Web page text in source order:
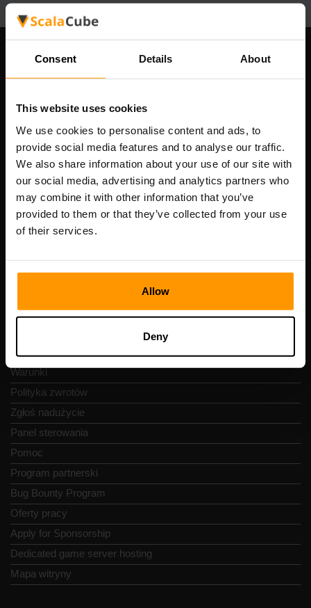
Consent Details About
This website uses cookies
We use cookies to personalise content and ads, to
provide social media features and to analyse our traffic.
We also share information about your use of our site with
our social media, advertising and analytics partners who
may combine it with other information that you’ve
provided to them or that they’ve collected from your use
of their services.
Allow
Deny
Nasza firma
Scalable Hosting Solutions OÜ
Kod rejestracyjny: 14652605
Numer VAT: EE102133820
Adres: Harju maakond, Tallinn, Kesklinna linnaosa,
Vesivärava tn 50-201, 10152
Szybka nawigacja
Recenzje
Polityka prywatności
Warunki
Polityka zwrotów
Zgłoś nadużycie
Panel sterowania
Pomoc
Program partnerski
Bug Bounty Program
Oferty pracy
Apply for Sponsorship
Dedicated game server hosting
Mapa witryny